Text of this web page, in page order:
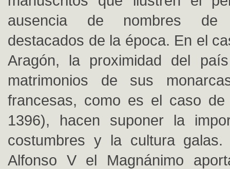
ausencia de nombres de
destacados de la época. En el
Aragón, la proximidad del
matrimonios de sus
francesas, como es el caso
1396), hacen suponer la
costumbres y la cultura
Alfonso V el Magnánimo